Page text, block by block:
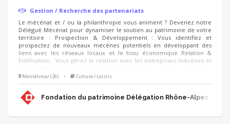
Gestion / Recherche des partenariats
Le mécénat et / ou la philanthropie vous animent ? Devenez notre
Délégué Mécénat pour dynamiser le soutien au patrimoine de votre
territoire : Prospection & Développement : Vous identifiez et
prospectez de nouveaux mécènes potentiels en développant des
liens avec les réseaux locaux et le tissu économique Relation &
Fidélisation : Vous gérez la relation avec les entreprises mécènes et
(visites privées, événements, rencontres, animation du club de
mécènes). Accompagnement de projets : Vous proposez aux
mécènes les projets de sauvegarde du patrimoine à soutenir et
déployez les campagnes d'appels aux dons (IFI, Noël).
Montélimar (26) • Culture / Loisirs
Fondation du patrimoine Délégation Rhône-Alpes